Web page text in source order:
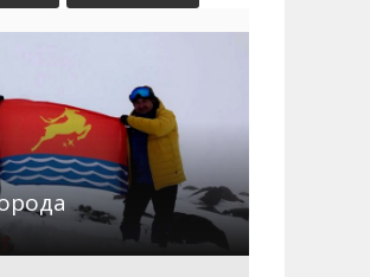
Улицы, остановки
Магадан – Аэропорт
приливов отливов